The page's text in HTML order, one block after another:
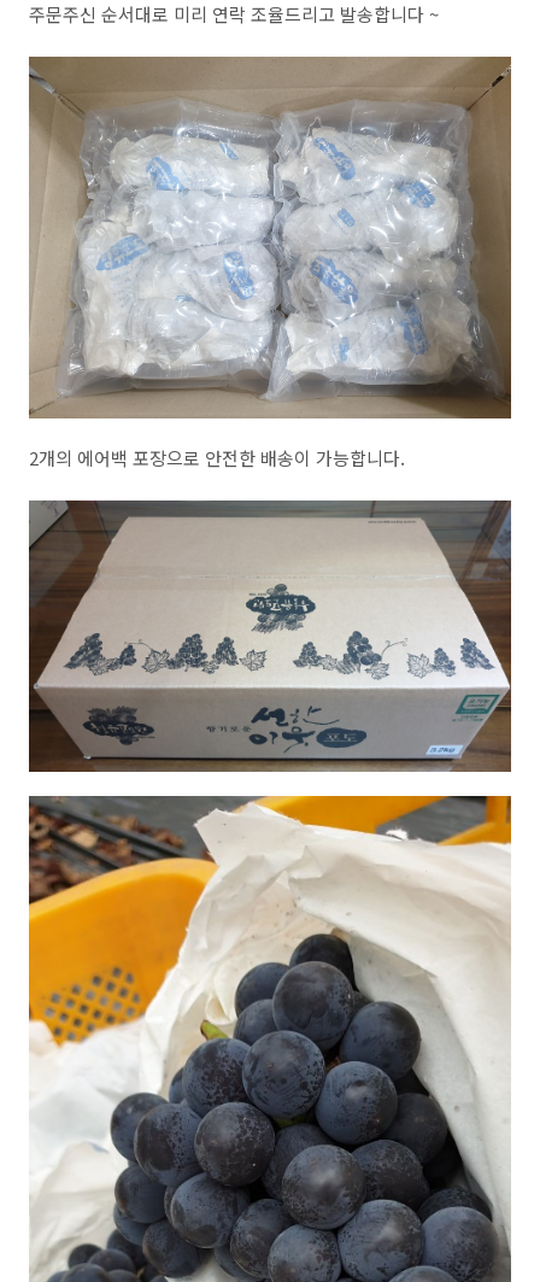
주문주신 순서대로 미리 연락 조율드리고 발송합니다 ~
2개의 에어백 포장으로 안전한 배송이 가능합니다.